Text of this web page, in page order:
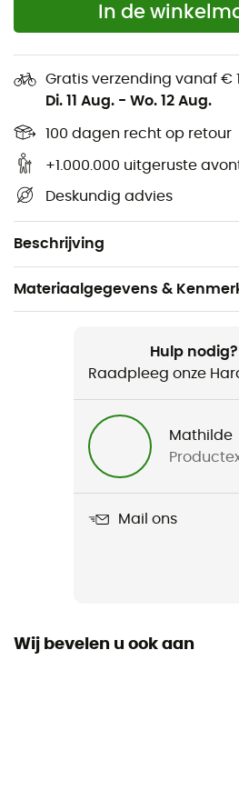
In de
Gratis verzending vanaf €
Di. 11 Aug. - Wo. 12 Aug.
100 dagen recht op retour
+1.000.000 uitgeruste
Deskundig advies
Beschrijving
Duurzame Hypalon
Versterkte veterhaken
Klittenbandsluiting aan de
Gespsluiting
Elastische onderrand
Materiaal: 100% nylon, 420D
Gewicht: 224 g
Materiaalgegevens &
Wandelen / Sneeuwschoenen /
Heren / Dames
Hulp nodig?
Raadpleeg onze
Mathilde
Mail ons
Wij bevelen u ook aan